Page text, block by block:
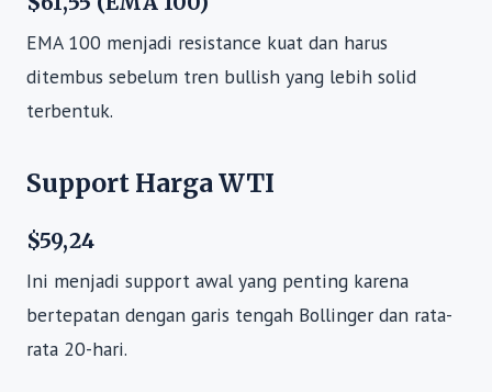
EMA 100 menjadi resistance kuat dan harus
ditembus sebelum tren bullish yang lebih solid
terbentuk.
Support Harga WTI
$59,24
Ini menjadi support awal yang penting karena
bertepatan dengan garis tengah Bollinger dan rata-
rata 20-hari.